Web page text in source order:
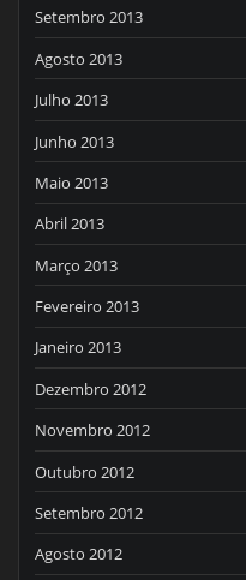
Setembro 2013
Agosto 2013
Julho 2013
Junho 2013
Maio 2013
Abril 2013
Março 2013
Fevereiro 2013
Janeiro 2013
Dezembro 2012
Novembro 2012
Outubro 2012
Setembro 2012
Agosto 2012